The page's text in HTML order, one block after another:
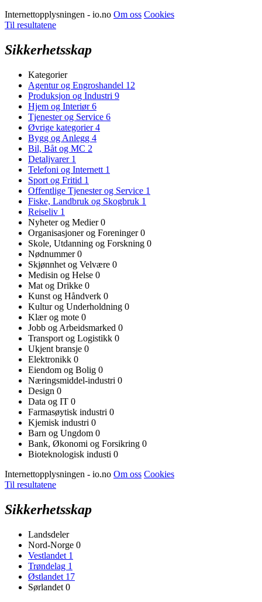
Internettopplysningen - io.no Om oss Cookies
Til resultatene
Sikkerhetsskap
Kategorier
Agentur og Engroshandel 12
Produksjon og Industri 9
Hjem og Interiør6
Tjenester og Service 6
Øvrige kategorier4
Bygg og Anlegg 4
Bil, Båt og MC 2
Detaljvarer 1
Telefoni og Internett 1
Sport og Fritid 1
Offentlige Tjenester og Service 1
Fiske, Landbruk og Skogbruk 1
Reiseliv 1
Nyheter og Medier0
Organisasjoner og Foreninger0
Skole, Utdanning og Forskning 0
Nødnummer0
Skjønnhet og Velvære 0
Medisin og Helse 0
Mat og Drikke 0
Kunst og Håndverk 0
Kultur og Underholdning 0
Klær og mote 0
Jobb og Arbeidsmarked 0
Transport og Logistikk 0
Ukjent bransje 0
Elektronikk 0
Eiendom og Bolig 0
Næringsmiddel-industri 0
Design 0
Data og IT 0
Farmasøytisk industri 0
Kjemisk industri 0
Barn og Ungdom 0
Bank, Økonomi og Forsikring 0
Bioteknologisk industi 0
Internettopplysningen - io.no Om oss Cookies
Til resultatene
Sikkerhetsskap
Landsdeler
Nord-Norge 0
Vestlandet 1
Trøndelag 1
Østlandet 17
Sørlandet 0